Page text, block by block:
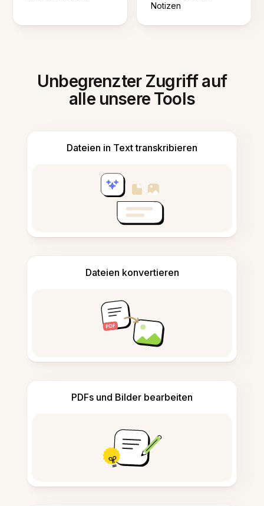
Notizen
Unbegrenzter Zugriff auf
alle unsere Tools
Dateien in Text transkribieren
Dateien konvertieren
PDFs und Bilder bearbeiten